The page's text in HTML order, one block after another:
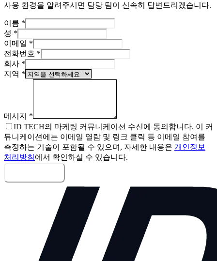
사용 환경을 알려주시면 담당 팀이 신속히 답변드리겠습니다.
이름 *
성 *
이메일 *
전화번호 *
회사 *
지역 *
메시지
*
ID TECH의 마케팅 커뮤니케이션 수신에 동의합니다. 이 커
뮤니케이션에는 이메일 열람 및 링크 클릭 등 이메일 참여를
측정하는 기술이 포함될 수 있으며, 자세한 내용은 개인정보
처리방침에서 확인하실 수 있습니다.